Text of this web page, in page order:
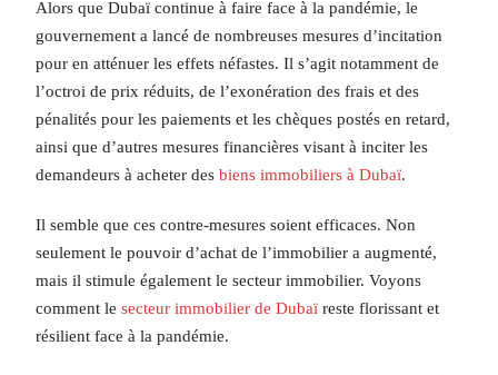
Alors que Dubaï continue à faire face à la pandémie, le
gouvernement a lancé de nombreuses mesures d’incitation
pour en atténuer les effets néfastes. Il s’agit notamment de
l’octroi de prix réduits, de l’exonération des frais et des
pénalités pour les paiements et les chèques postés en retard,
ainsi que d’autres mesures financières visant à inciter les
demandeurs à acheter des biens immobiliers à Dubaï.
Il semble que ces contre-mesures soient efficaces. Non
seulement le pouvoir d’achat de l’immobilier a augmenté,
mais il stimule également le secteur immobilier. Voyons
comment le secteur immobilier de Dubaï reste florissant et
résilient face à la pandémie.